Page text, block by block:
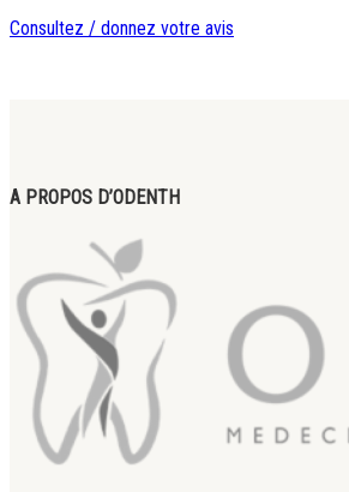
Consultez / donnez votre avis
A PROPOS D’ODENTH